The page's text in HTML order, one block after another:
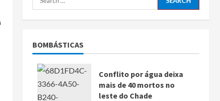
BOMBÁSTICAS
Conflito por água deixa
mais de 40 mortos no
leste do Chade